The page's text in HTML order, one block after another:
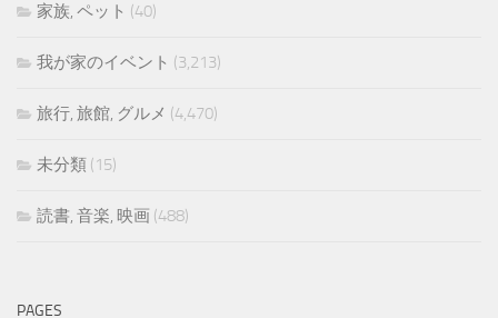
家族, ペット (40)
我が家のイベント (3,213)
旅行, 旅館, グルメ (4,470)
未分類 (15)
読書, 音楽, 映画 (488)
PAGES